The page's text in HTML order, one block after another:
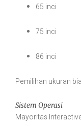
65 inci
75 inci
86 inci
Pemilihan ukuran
Sistem Operasi
Mayoritas